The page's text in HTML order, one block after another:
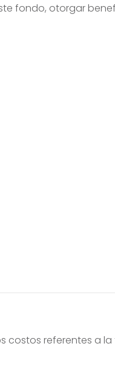
fondo, otorgar
costos referentes a